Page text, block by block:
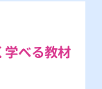
学べる教材